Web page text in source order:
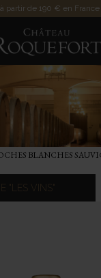
partir de 190 € en
BLANCHES
"LES VINS"